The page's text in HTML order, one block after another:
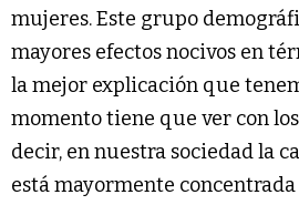
mujeres. Este grupo
mayores efectos nocivos en
la mejor explicación que
momento tiene que ver con
decir, en nuestra sociedad la
está mayormente